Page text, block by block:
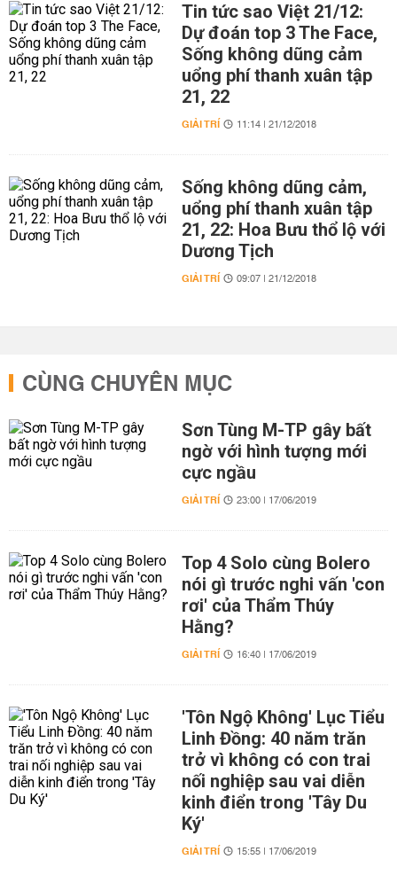
Tin tức sao Việt 21/12:
Dự đoán top 3 The Face,
Sống không dũng cảm
uổng phí thanh xuân tập
21, 22
GIẢI TRÍ 11:14 | 21/12/2018
Sống không dũng cảm,
uổng phí thanh xuân tập
21, 22: Hoa Bưu thổ lộ với
Dương Tịch
GIẢI TRÍ 09:07 | 21/12/2018
CÙNG CHUYÊN MỤC
Sơn Tùng M-TP gây bất
ngờ với hình tượng mới
cực ngầu
GIẢI TRÍ 23:00 | 17/06/2019
Top 4 Solo cùng Bolero
nói gì trước nghi vấn 'con
rơi' của Thẩm Thúy
Hằng?
GIẢI TRÍ 16:40 | 17/06/2019
'Tôn Ngộ Không' Lục Tiểu
Linh Đồng: 40 năm trăn
trở vì không có con trai
nối nghiệp sau vai diễn
kinh điển trong 'Tây Du
Ký'
GIẢI TRÍ 15:55 | 17/06/2019